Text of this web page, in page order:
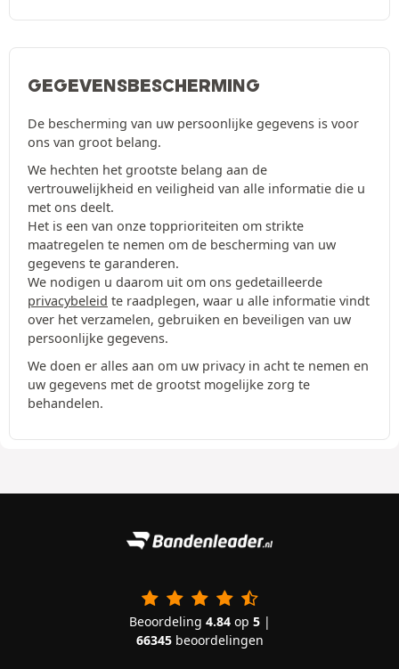
GEGEVENSBESCHERMING
De bescherming van uw persoonlijke gegevens is voor
ons van groot belang.
We hechten het grootste belang aan de
vertrouwelijkheid en veiligheid van alle informatie die u
met ons deelt.
Het is een van onze topprioriteiten om strikte
maatregelen te nemen om de bescherming van uw
gegevens te garanderen.
We nodigen u daarom uit om ons gedetailleerde
privacybeleid te raadplegen, waar u alle informatie vindt
over het verzamelen, gebruiken en beveiligen van uw
persoonlijke gegevens.
We doen er alles aan om uw privacy in acht te nemen en
uw gegevens met de grootst mogelijke zorg te
behandelen.
Beoordeling 4.84op 5|
66345beoordelingen